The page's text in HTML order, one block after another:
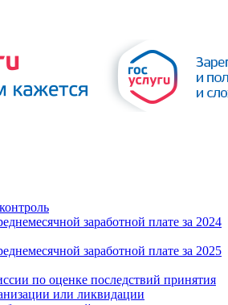
заработной плате за 2024
заработной плате за 2025
по оценке последствий принятия
или ликвидации